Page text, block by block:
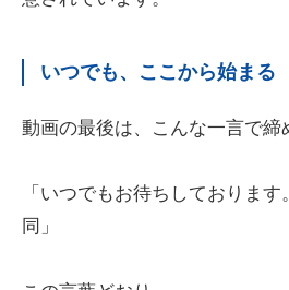
いつでも、ここから始まる
動画の最後は、こんな一言で締
「いつでもお待ちしておりま
同」